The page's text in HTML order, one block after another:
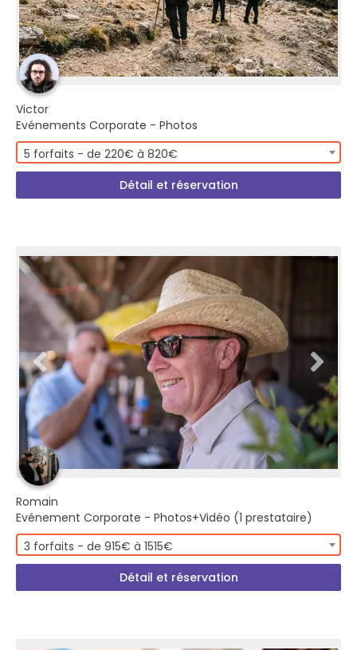
Victor
Evénements Corporate - Photos
5 forfaits - de 220€ à 820€
Détail et réservation
Romain
Evénement Corporate - Photos+Vidéo (1 prestataire)
3 forfaits - de 915€ à 1515€
Détail et réservation